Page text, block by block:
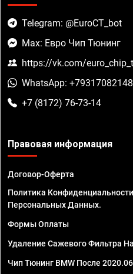
Telegram: @EuroCT_bot
Max: Евро Чип Тюнинг
https://vk.com/
WhatsApp: +79317082148
+7 (8172) 76-73-14
Правовая информация
Договор-Оферта
Политика
Персональных Данных.
Формы Оплаты
Удаление Сажевого Фильтра
Чип Тюнинг BMW После 2020.06